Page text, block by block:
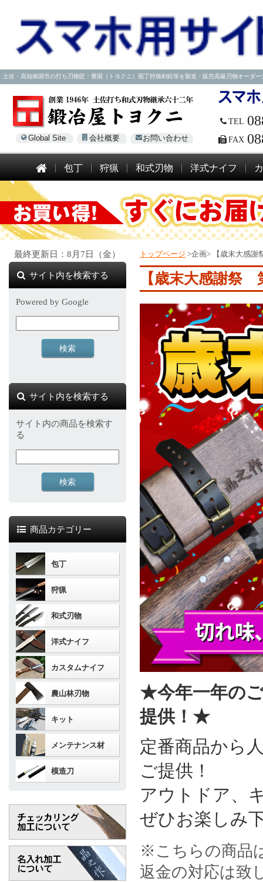
土佐・高知南国市の打ち刃物匠・豊国（トヨクニ）庖丁狩猟剣鉈等を製造・販売高級刃物オーダ
Global Site 会社概要 お問い合わせ
TEL
FAX
包丁 狩猟 和式刃物 洋式ナイフ
トップページ >企画> 【歳末大感
【歳末大感謝祭
★今年一年の
提供！★
定番商品から
ご提供！
アウトドア、
ぜひお楽しみ
※こちらの商品
返金の対応は致
最終更新日：8月7日（金）
サイト内を検索する
Powered by Google
サイト内を検索する
サイト内の商品を検索す
る
商品カテゴリー
包丁
狩猟
和式刃物
洋式ナイフ
カスタムナイフ
農山林刃物
キット
メンテナンス材
模造刀